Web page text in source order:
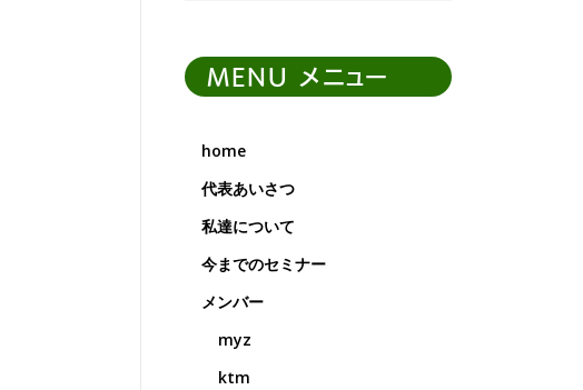
MENU メニュー
home
代表あいさつ
私達について
今までのセミナー
メンバー
myz
ktm